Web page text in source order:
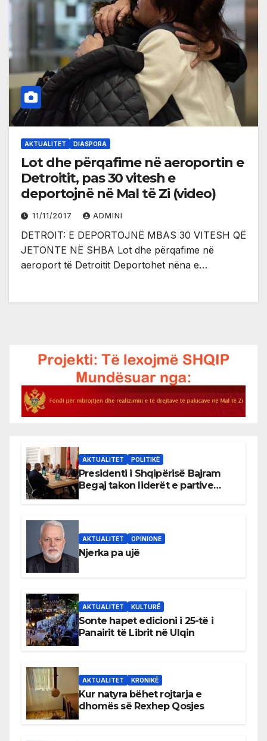
AKTUALITET DIASPORA
Lot dhe përqafime në aeroportin e
Detroitit, pas 30 vitesh e
deportojnë në Mal të Zi (video)
11/11/2017 ADMINI
DETROIT: E DEPORTOJNË MBAS 30 VITESH QË
JETONTE NË SHBA Lot dhe përqafime në
aeroport të Detroitit Deportohet nëna e…
AKTUALITET POLITIKË
Presidenti i Shqipërisë Bajram
Begaj takon liderët e partive
AKTUALITET OPINIONE
Njerka pa ujë
AKTUALITET KULTURË
Sonte hapet edicioni i 25-të i
Panairit të Librit në Ulqin
AKTUALITET KRONIKË
Kur natyra bëhet rojtarja e
dhomës së Rexhep Qosjes